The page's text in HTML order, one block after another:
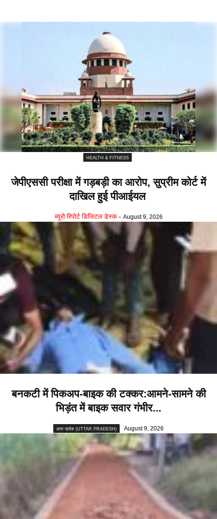
HEALTH & FITNESS
जेपीएससी परीक्षा में गड़बड़ी का आरोप, सुप्रीम कोर्ट में
दाखिल हुई पीआईयल
ब्यूरो रिपोर्ट डिजिटल डेस्क - August 9, 2026
बनकटी में पिकअप-बाइक की टक्कर:आमने-सामने की
भिड़ंत में बाइक सवार गंभीर...
उत्तर प्रदेश (UTTAR PRADESH) August 9, 2026